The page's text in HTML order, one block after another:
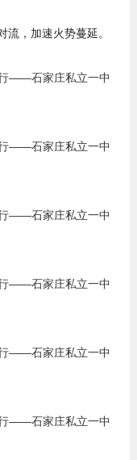
，加速火势蔓延。